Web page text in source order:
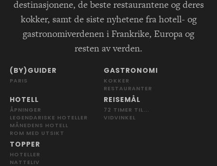
destinasjonene, de beste restaurantene og deres
kokker, samt de siste nyhetene fra hotell- og
gastronomiverdenen i Frankrike, Europa og
resten av verden.
(BY)GUIDER
PARIS
GASTRONOMI
KOKKER
RESTAURANTER
HOTELL
ÅPNINGER
LEGENDARISKE HOTELLER
MÅNEDENS HOTELL
ROM MED UTSIKT
REISEMÅL
72 TIMER TIL...
VIDVINKEL
TOPPER
HOTELLER
NATTELIV